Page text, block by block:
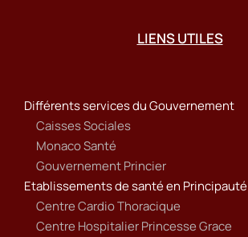
LIENS UTILES
Différents services du Gouvernement
Caisses Sociales
Monaco Santé
Gouvernement Princier
Etablissements de santé en Principauté
Centre Cardio Thoracique
Centre Hospitalier Princesse Grace